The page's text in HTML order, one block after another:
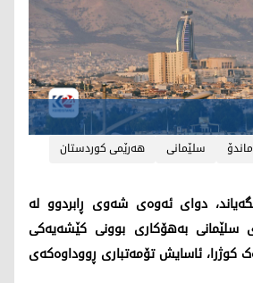
سلێمانی
هەرێمی کوردستان
دوای ئەوەی شەوی ڕابردوو لە
بەهۆکاری بوونی کێشەیەکی
کوژرا، ئاسایش تۆمەتباری ڕووداوەکەی